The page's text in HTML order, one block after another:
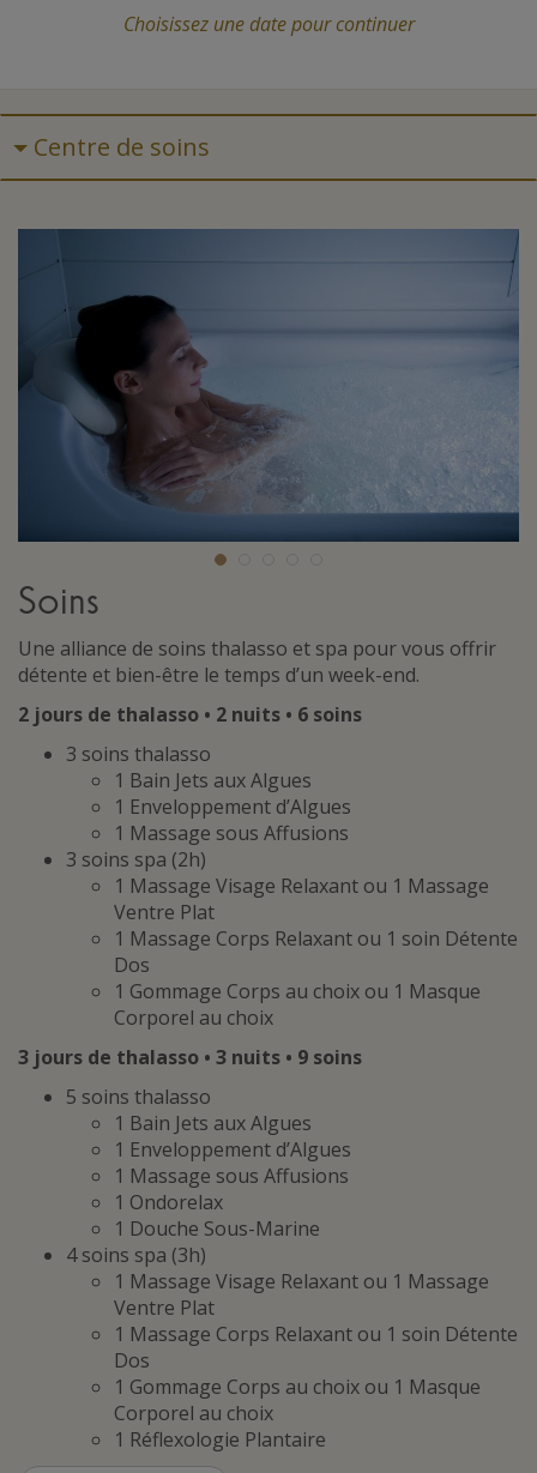
Choisissez une datepour continuer
Centre de soins
Soins
Une alliance de soins thalasso et spa pour vous offrir
détente et bien-être le temps d’un week-end.
2 jours de thalasso • 2 nuits • 6 soins
3 soins thalasso
1 Bain Jets aux Algues
1 Enveloppement d’Algues
1 Massage sous Affusions
3 soins spa (2h)
1 Massage Visage Relaxant ou 1 Massage
Ventre Plat
1 Massage Corps Relaxant ou 1 soin Détente
Dos
1 Gommage Corps au choix ou 1 Masque
Corporel au choix
3 jours de thalasso • 3 nuits • 9 soins
5 soins thalasso
1 Bain Jets aux Algues
1 Enveloppement d’Algues
1 Massage sous Affusions
1 Ondorelax
1 Douche Sous-Marine
4 soins spa (3h)
1 Massage Visage Relaxant ou 1 Massage
Ventre Plat
1 Massage Corps Relaxant ou 1 soin Détente
Dos
1 Gommage Corps au choix ou 1 Masque
Corporel au choix
1 Réflexologie Plantaire